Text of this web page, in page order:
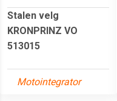
Stalen velg
KRONPRINZ VO
513015
Motointegrator